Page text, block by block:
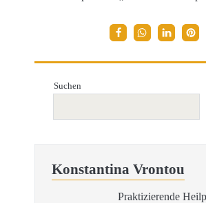
Suchen
Konstantina Vrontou
Praktizierende